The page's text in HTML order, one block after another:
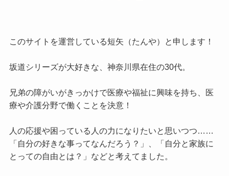
このサイトを運営している短矢（たんや）と申します！
坂道シリーズが大好きな、神奈川県在住の30代。
兄弟の障がいがきっかけで医療や福祉に興味を持ち、医
療や介護分野で働くことを決意！
人の応援や困っている人の力になりたいと思いつつ……
「自分の好きな事ってなんだろう？」、「自分と家族に
とっての自由とは？」などと考えてました。